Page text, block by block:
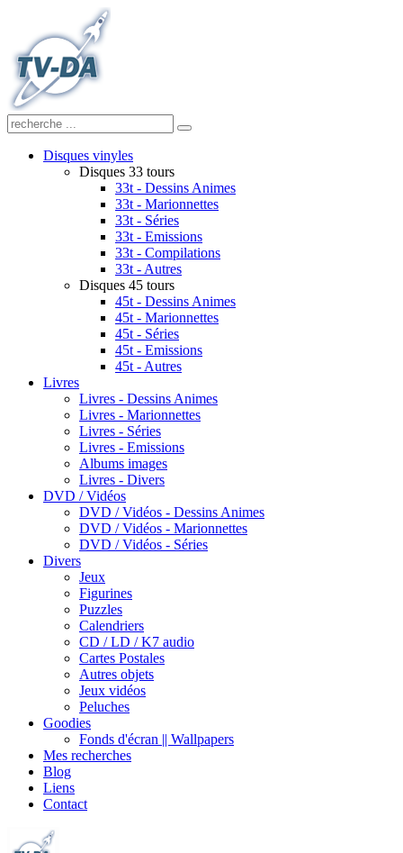
Disques vinyles
Disques 33 tours
33t - Dessins Animes
33t - Marionnettes
33t - Séries
33t - Emissions
33t - Compilations
33t - Autres
Disques 45 tours
45t - Dessins Animes
45t - Marionnettes
45t - Séries
45t - Emissions
45t - Autres
Livres
Livres - Dessins Animes
Livres - Marionnettes
Livres - Séries
Livres - Emissions
Albums images
Livres - Divers
DVD / Vidéos
DVD / Vidéos - Dessins Animes
DVD / Vidéos - Marionnettes
DVD / Vidéos - Séries
Divers
Jeux
Figurines
Puzzles
Calendriers
CD / LD / K7 audio
Cartes Postales
Autres objets
Jeux vidéos
Peluches
Goodies
Fonds d'écran || Wallpapers
Mes recherches
Blog
Liens
Contact